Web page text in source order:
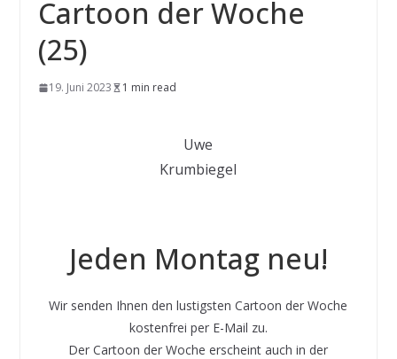
Cartoon der Woche
(25)
19. Juni 2023 1 min read
Uwe
Krumbiegel
Jeden Montag neu!
Wir senden Ihnen den lustigsten Cartoon der Woche
kostenfrei per E-Mail zu.
Der Cartoon der Woche erscheint auch in der